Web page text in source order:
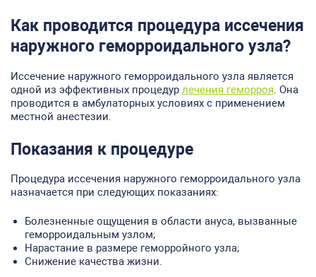
Как проводится процедура иссечения
наружного геморроидального узла?
Иссечение наружного геморроидального узла является
одной из эффективных процедур лечения геморроя. Она
проводится в амбулаторных условиях с применением
местной анестезии.
Показания к процедуре
Процедура иссечения наружного геморроидального узла
назначается при следующих показаниях:
Болезненные ощущения в области ануса, вызванные
геморроидальным узлом;
Нарастание в размере геморройного узла;
Снижение качества жизни.